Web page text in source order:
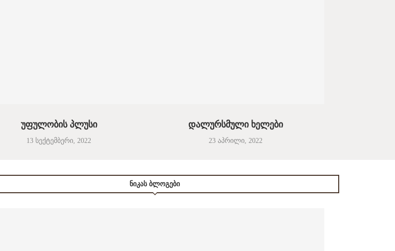
უფულობის პლუსი
13 სექტემბერი, 2022
დალურსმული ხელები
23 აპრილი, 2022
ᲜᲘᲙᲐᲡ ᲑᲚᲝᲒᲔᲑᲘ